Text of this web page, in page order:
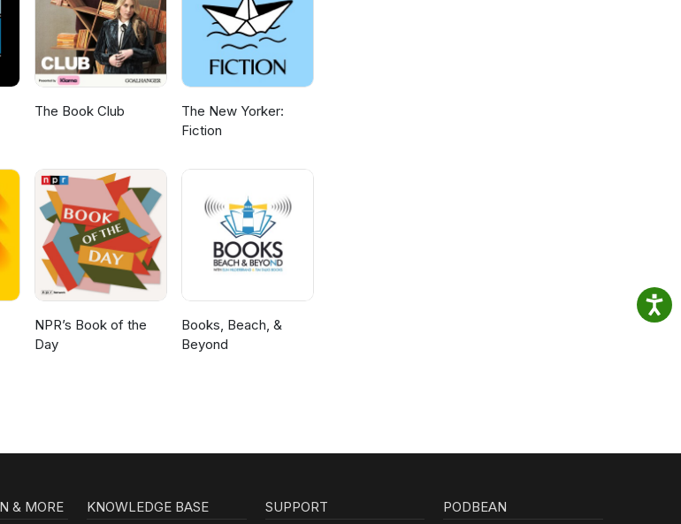
The Book Club
The New Yorker:
Fiction
NPR’s Book of the
Day
Books, Beach, &
Beyond
& MORE KNOWLEDGE BASE SUPPORT PODBEAN